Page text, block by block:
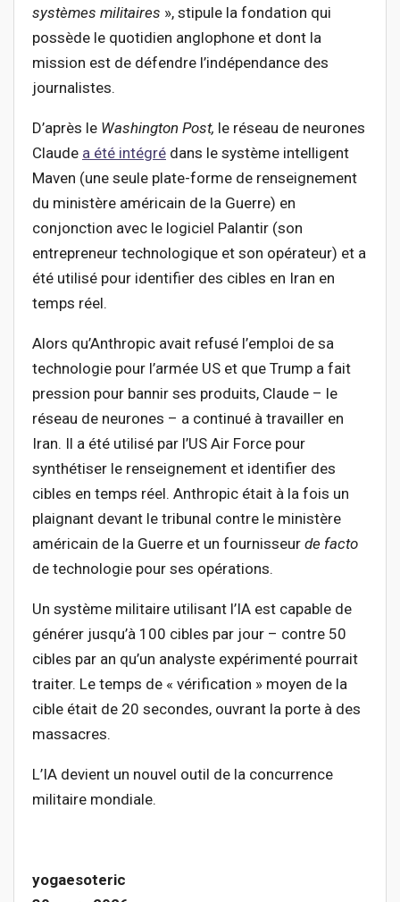
systèmes militaires », stipule la fondation qui
possède le quotidien anglophone et dont la
mission est de défendre l’indépendance des
journalistes.
D’après le Washington Post, le réseau de neurones
Claude a été intégré dans le système intelligent
Maven (une seule plate-forme de renseignement
du ministère américain de la Guerre) en
conjonction avec le logiciel Palantir (son
entrepreneur technologique et son opérateur) et a
été utilisé pour identifier des cibles en Iran en
temps réel.
Alors qu’Anthropic avait refusé l’emploi de sa
technologie pour l’armée US et que Trump a fait
pression pour bannir ses produits, Claude – le
réseau de neurones – a continué à travailler en
Iran. Il a été utilisé par l’US Air Force pour
synthétiser le renseignement et identifier des
cibles en temps réel. Anthropic était à la fois un
plaignant devant le tribunal contre le ministère
américain de la Guerre et un fournisseur de facto
de technologie pour ses opérations.
Un système militaire utilisant l’IA est capable de
générer jusqu’à 100 cibles par jour – contre 50
cibles par an qu’un analyste expérimenté pourrait
traiter. Le temps de « vérification » moyen de la
cible était de 20 secondes, ouvrant la porte à des
massacres.
L’IA devient un nouvel outil de la concurrence
militaire mondiale.
yogaesoteric